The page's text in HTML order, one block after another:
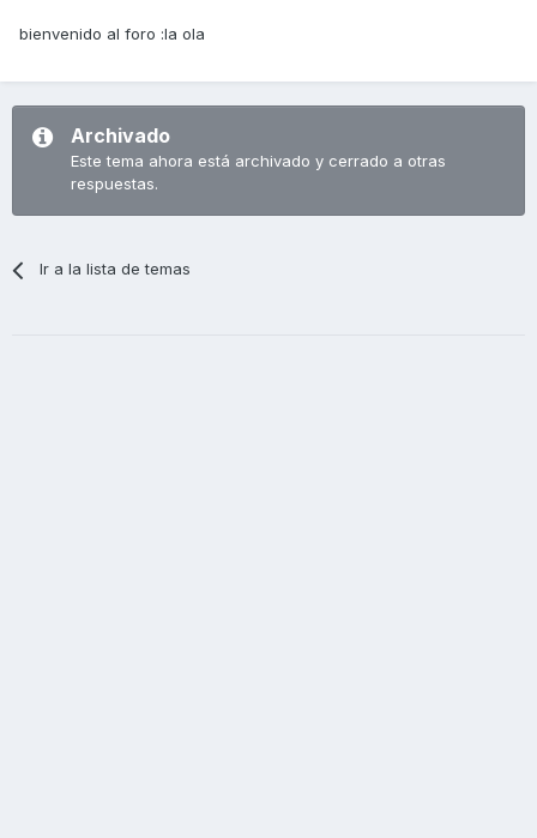
bienvenido al foro :la ola
Archivado
Este tema ahora está archivado y cerrado a otras
respuestas.
Ir a la lista de temas